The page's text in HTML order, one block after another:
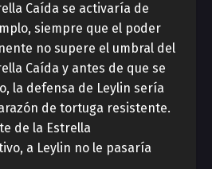
Caída se activaría de
siempre que el poder
no supere el umbral del
Caída y antes de que se
la defensa de Leylin sería
de tortuga resistente.
de la Estrella
a Leylin no le pasaría